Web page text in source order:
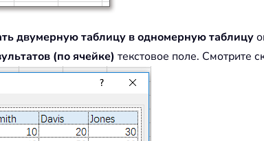
двумерную таблицу в одномерную таблицу
(по ячейке) текстовое поле. Смотрите